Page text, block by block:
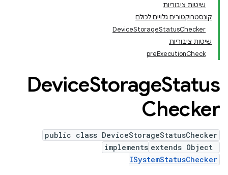
שיטות ציבוריות
קונסטרוקטורים גלויים לכולם
DeviceStorageStatusChecker
שיטות ציבוריות
preExecutionCheck
DeviceStorageStatus
Checker
public class DeviceStorageStatusChecker
extends Object
implements
ISystemStatusChecker